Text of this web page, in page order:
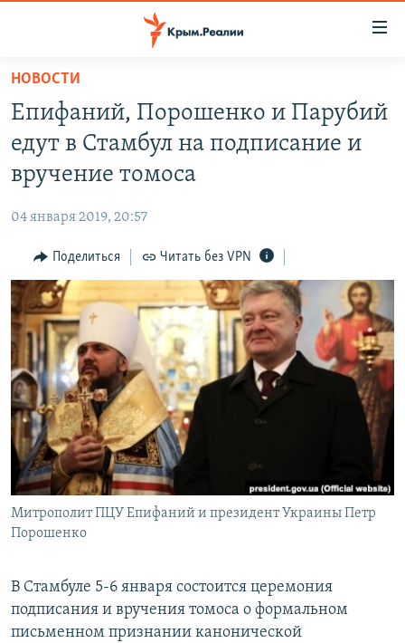
Вернуться
основному
содержанию
Вернутся
главной
навигации
Вернутся
поиску
НОВОСТИ
СПЕЦПРОЕКТЫ
11 ЛЕТ ОККУПАЦИИ КРЫМА. 11 ИСТОРИЙ СОПРОТИВЛЕНИЯ
ВОДА
ЕЩЕ
ИНТЕРАКТИВ
ИНФОГРАФИКА
ТЕЛЕПРОЕКТ КРЫМ.РЕАЛИИ
СОВЕТЫ ПРАВОЗАЩИТНИКОВ
ПРОПАВШИЕ БЕЗ ВЕСТИ
ПОБЕДИТЕЛЕЙ НЕ СУДЯТ?
КРЫМ.НЕПОКОРЕННЫЙ
ELIFBE
УКРАИНСКАЯ ПРОБЛЕМА КРЫМА
РАДІО СВОБОДА
КАК ОБОЙТИ БЛОКИРОВКУ
Українською
Qırımtatar
ПРИСОЕДИНЯЙТЕСЬ!
Все сайты RFE/RL
НОВОСТИ
Епифаний, Порошенко и Парубий
едут в Стамбул на подписание и
вручение томоса
04 января 2019, 20:57
Поделиться Читать без VPN
Митрополит ПЦУ Епифаний и президент Украины Петр
Порошенко
В Стамбуле 5-6 января состоится церемония
подписания и вручения томоса о формальном
письменном признании канонической